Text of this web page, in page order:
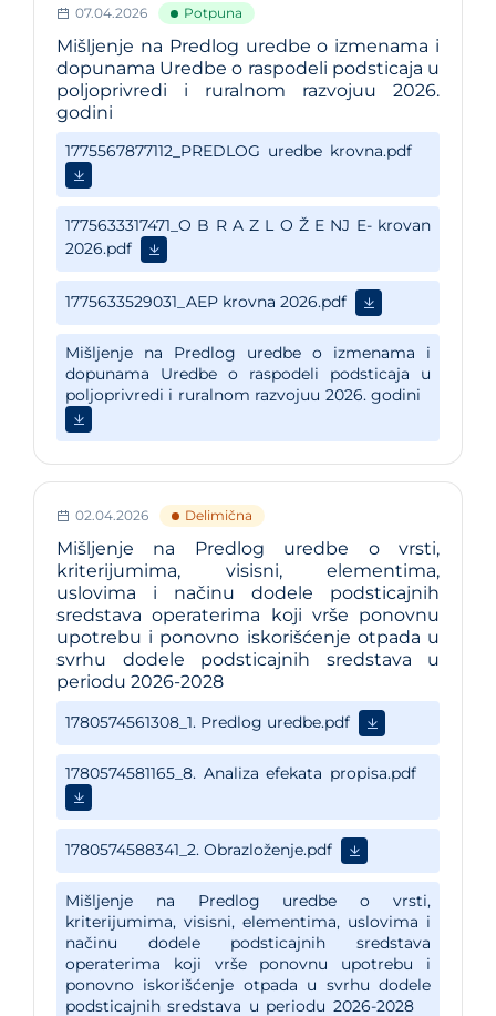
07.04.2026 Potpuna
Mišljenje na Predlog uredbe o izmenama i
dopunama Uredbe o raspodeli podsticaja u
poljoprivredi i ruralnom razvojuu 2026.
godini
02.04.2026 Delimična
Mišljenje na Predlog uredbe o vrsti,
kriterijumima, visisni, elementima,
uslovima i načinu dodele podsticajnih
sredstava operaterima koji vrše ponovnu
upotrebu i ponovno iskorišćenje otpada u
svrhu dodele podsticajnih sredstava u
periodu 2026-2028